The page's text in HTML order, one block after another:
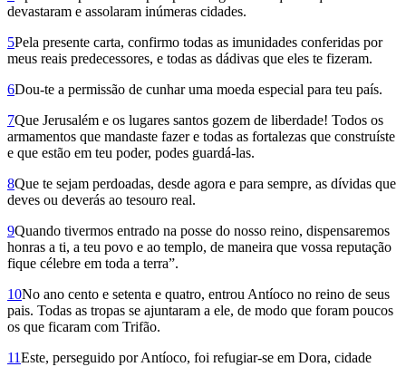
devastaram e assolaram inúmeras cidades.
5Pela presente carta, confirmo todas as imunidades conferidas por
meus reais predecessores, e todas as dádivas que eles te fizeram.
6Dou-te a permissão de cunhar uma moeda especial para teu país.
7Que Jerusalém e os lugares santos gozem de liberdade! Todos os
armamentos que mandaste fazer e todas as fortalezas que construíste
e que estão em teu poder, podes guardá-las.
8Que te sejam perdoadas, desde agora e para sempre, as dívidas que
deves ou deverás ao tesouro real.
9Quando tivermos entrado na posse do nosso reino, dispensaremos
honras a ti, a teu povo e ao templo, de maneira que vossa reputação
fique célebre em toda a terra”.
10No ano cento e setenta e quatro, entrou Antíoco no reino de seus
pais. Todas as tropas se ajuntaram a ele, de modo que foram poucos
os que ficaram com Trifão.
11Este, perseguido por Antíoco, foi refugiar-se em Dora, cidade